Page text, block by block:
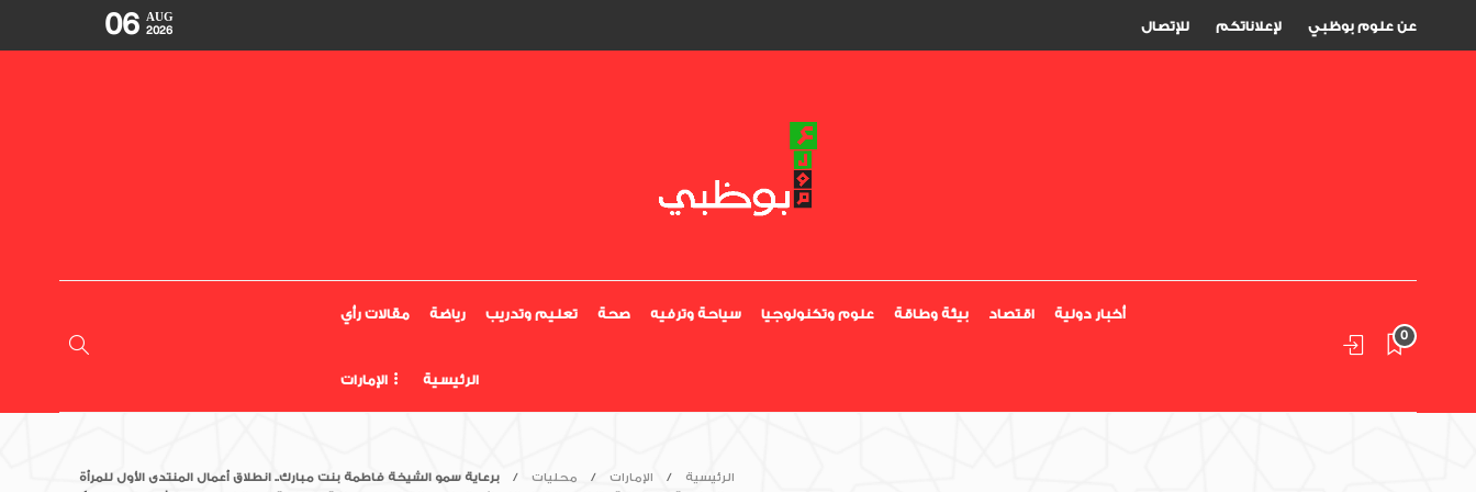
للإتصال لإعلاناتكم عن علوم بوظبي 06 AUG
2026
مقالات رأي رياضة تعليم وتدريب صحة سياحة وترفيه علوم وتكنولوجيا بيئة وطاقة اقتصاد أخبار دولية
الإمارات الرئيسية
0
الرئيسية الإمارات محليات
برعاية سمو الشيخة فاطمة بنت مبارك.. انطلاق أعمال المنتدى الأول للمرأة